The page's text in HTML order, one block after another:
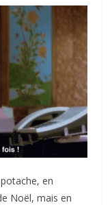
en
Noël, mais en